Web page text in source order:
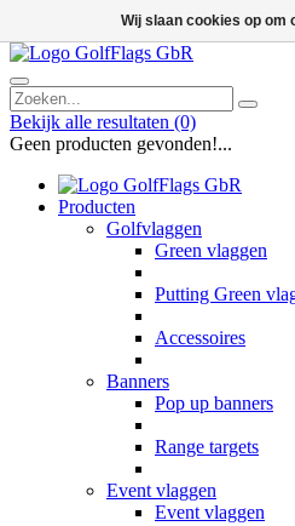
Bekijk alle resultaten (0)
Geen producten gevonden!...
Producten
Golfvlaggen
Green vlaggen
Putting Green
Accessoires
Banners
Pop up banners
Range targets
Event vlaggen
Event vlaggen
Wij slaan cookies op om